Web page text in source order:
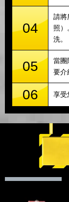
04
請將
照）
洗。
05
當團
要介
06 享受